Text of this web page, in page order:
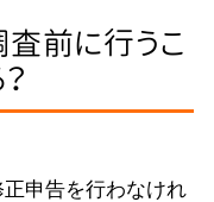
前に行うこ
申告を行わなけれ